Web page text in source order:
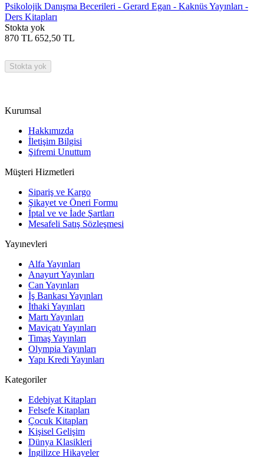
Psikolojik Danışma Becerileri - Gerard Egan - Kaknüs Yayınları -
Ders Kitapları
Stokta yok
870 TL 652,50 TL
Stokta yok
Kurumsal
Hakkımızda
İletişim Bilgisi
Şifremi Unuttum
Müşteri Hizmetleri
Sipariş ve Kargo
Şikayet ve Öneri Formu
İptal ve ve İade Şartları
Mesafeli Satış Sözleşmesi
Yayınevleri
Alfa Yayınları
Anayurt Yayınları
Can Yayınları
İş Bankası Yayınları
İthaki Yayınları
Martı Yayınları
Maviçatı Yayınları
Timaş Yayınları
Olympia Yayınları
Yapı Kredi Yayınları
Kategoriler
Edebiyat Kitapları
Felsefe Kitapları
Çocuk Kitapları
Kişisel Gelişim
Dünya Klasikleri
İngilizce Hikayeler